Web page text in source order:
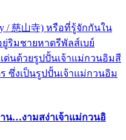
/ 慈山寺) หรือที่รู้จักกันใน
ริมชายหาดรีพัลส์เบย์
เด่นด้วยรูปปั้นเจ้าแม่กวนอิมสี
ซึ่งเป็นรูปปั้นเจ้าแม่กวนอิม
าน…งามสง่าเจ้าแม่กวนอิ